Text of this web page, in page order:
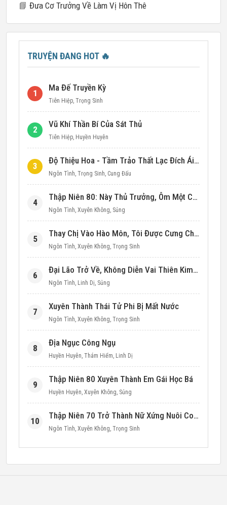
📘 Đưa Cơ Trưởng Về Làm Vị Hôn Thê
TRUYỆN ĐANG HOT 🔥
1
Ma Đế Truyền Kỳ
Tiên Hiệp, Trọng Sinh
2
Vũ Khí Thần Bí Của Sát Thủ
Tiên Hiệp, Huyền Huyễn
3
Độ Thiệu Hoa - Tầm Trảo Thất Lạc Đích Ái Tình
Ngôn Tình, Trọng Sinh, Cung Đấu
4
Thập Niên 80: Này Thủ Trưởng, Ôm Một Cái Đi!
Ngôn Tình, Xuyên Không, Sủng
5
Thay Chị Vào Hào Môn, Tôi Được Cưng Chiều Hết Mực (Thập Niên 90)
Ngôn Tình, Xuyên Không, Trọng Sinh
6
Đại Lão Trở Về, Không Diễn Vai Thiên Kim Giả Nữa
Ngôn Tình, Linh Dị, Sủng
7
Xuyên Thành Thái Tử Phi Bị Mất Nước
Ngôn Tình, Xuyên Không, Trọng Sinh
8
Địa Ngục Công Ngụ
Huyền Huyễn, Thám Hiểm, Linh Dị
9
Thập Niên 80 Xuyên Thành Em Gái Học Bá
Huyền Huyễn, Xuyên Không, Sủng
10
Thập Niên 70 Trở Thành Nữ Xứng Nuôi Con Làm Giàu
Ngôn Tình, Xuyên Không, Trọng Sinh